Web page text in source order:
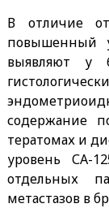
В отличие
повышенный
выявляют у
содержание
тератомах и
уровень СА-
отдельных
метастазов в